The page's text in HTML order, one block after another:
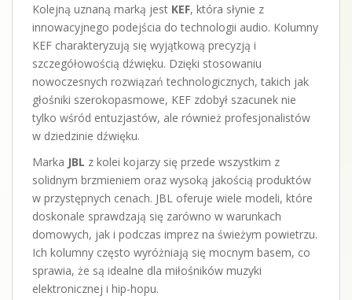
Kolejną uznaną marką jest KEF, która słynie z
innowacyjnego podejścia do technologii audio. Kolumny
KEF charakteryzują się wyjątkową precyzją i
szczegółowością dźwięku. Dzięki stosowaniu
nowoczesnych rozwiązań technologicznych, takich jak
głośniki szerokopasmowe, KEF zdobył szacunek nie
tylko wśród entuzjastów, ale również profesjonalistów
w dziedzinie dźwięku.
Marka JBL z kolei kojarzy się przede wszystkim z
solidnym brzmieniem oraz wysoką jakością produktów
w przystępnych cenach. JBL oferuje wiele modeli, które
doskonale sprawdzają się zarówno w warunkach
domowych, jak i podczas imprez na świeżym powietrzu.
Ich kolumny często wyróżniają się mocnym basem, co
sprawia, że są idealne dla miłośników muzyki
elektronicznej i hip-hopu.